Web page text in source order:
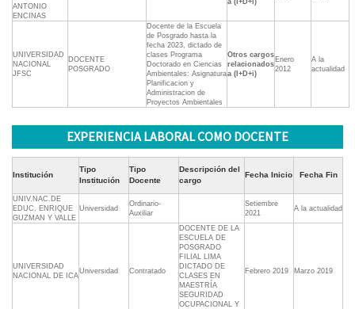
ANTONIO
ENCINAS
a (I+D+i)
UNIVERSIDAD
NACIONAL
JFSC
DOCENTE
POSGRADO
Docente de la Escuela
de Posgrado hasta la
fecha 2023, dictado de
clases Programa
Doctorado en Ciencias
Ambientales: Asignatura
Planificacion y
Administracion de
Proyectos Ambientales
Otros cargos
relacionados
a (I+D+i)
Enero
2012
A la
actualidad
EXPERIENCIA LABORAL COMO DOCENTE
Institución
Tipo
Institución
Tipo
Docente
Descripción del
cargo
Fecha Inicio Fecha Fin
UNIV.NAC.DE
EDUC. ENRIQUE
GUZMAN Y VALLE
Universidad
Ordinario-
Auxiliar
Setiembre
2021
A la actualidad
UNIVERSIDAD
NACIONAL DE ICA
Universidad Contratado
DOCENTE DE LA
ESCUELA DE
POSGRADO
FILIAL LIMA
DICTADO DE
CLASES EN
MAESTRÍA
SEGURIDAD
OCUPACIONAL Y
Febrero 2019 Marzo 2019